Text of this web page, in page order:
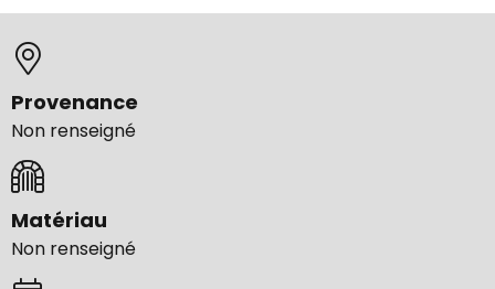
Provenance
Non renseigné
Matériau
Non renseigné